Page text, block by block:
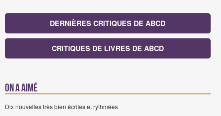
DERNIÈRES CRITIQUES DE ABCD
CRITIQUES DE LIVRES DE ABCD
On a aimé
Dix nouvelles très bien écrites et rythmées